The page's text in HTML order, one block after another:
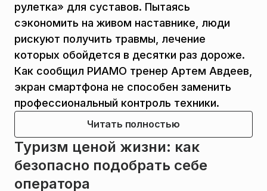
рулетка» для суставов. Пытаясь
сэкономить на живом наставнике, люди
рискуют получить травмы, лечение
которых обойдется в десятки раз дороже.
Как сообщил РИАМО тренер Артем Авдеев,
экран смартфона не способен заменить
профессиональный контроль техники.
Читать полностью
Туризм ценой жизни: как
безопасно подобрать себе
оператора